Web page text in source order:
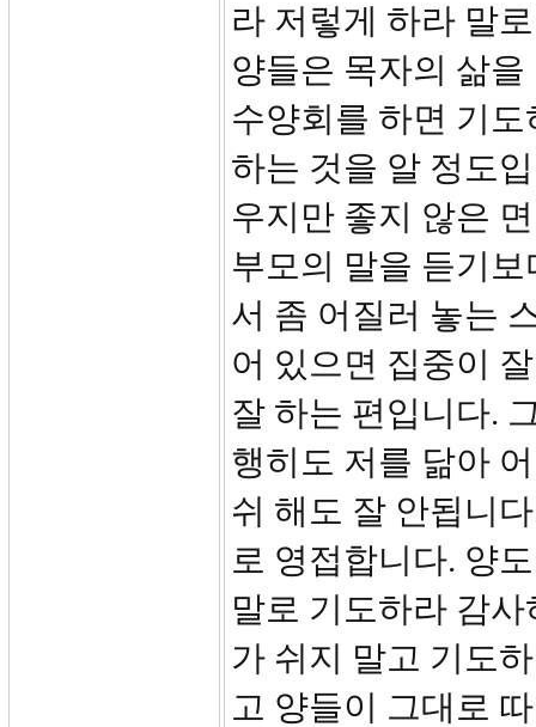
라 저렇게 하라 말
양들은 목자의 삶
수양회를 하면 기
하는 것을 알 정도
우지만 좋지 않은
부모의 말을 듣기
서 좀 어질러 놓는
어 있으면 집중이
잘 하는 편입니다.
행히도 저를 닮아
쉬 해도 잘 안됩니
로 영접합니다. 양
말로 기도하라 감
가 쉬지 말고 기도
고 양들이 그대로